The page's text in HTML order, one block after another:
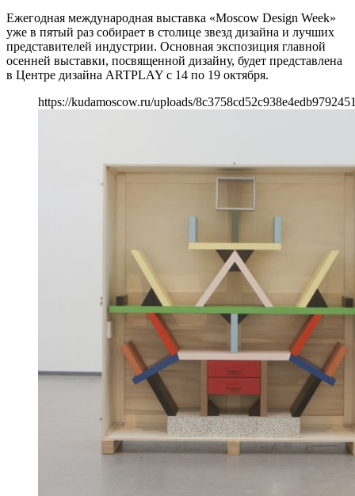
Ежегодная международная выставка «Moscow Design Week»
уже в пятый раз собирает в столице звезд дизайна и лучших
представителей индустрии. Основная экспозиция главной
осенней выставки, посвященной дизайну, будет представлена
в Центре дизайна ARTPLAY с 14 по 19 октября.
https://kudamoscow.ru/uploads/